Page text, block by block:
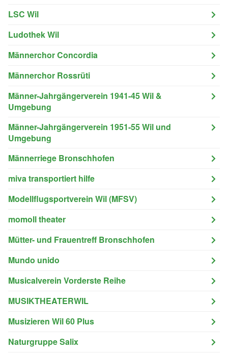
LSC Wil
Ludothek Wil
Männerchor Concordia
Männerchor Rossrüti
Männer-Jahrgängerverein 1941-45 Wil &
Umgebung
Männer-Jahrgängerverein 1951-55 Wil und
Umgebung
Männerriege Bronschhofen
miva transportiert hilfe
Modellflugsportverein Wil (MFSV)
momoll theater
Mütter- und Frauentreff Bronschhofen
Mundo unido
Musicalverein Vorderste Reihe
MUSIKTHEATERWIL
Musizieren Wil 60 Plus
Naturgruppe Salix